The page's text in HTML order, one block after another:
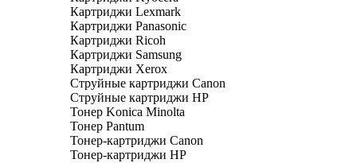
Картриджи Lexmark
Картриджи Panasonic
Картриджи Ricoh
Картриджи Samsung
Картриджи Xerox
Струйные картриджи Canon
Струйные картриджи HP
Тонер Konica Minolta
Тонер Pantum
Тонер-картриджи Canon
Тонер-картриджи HP